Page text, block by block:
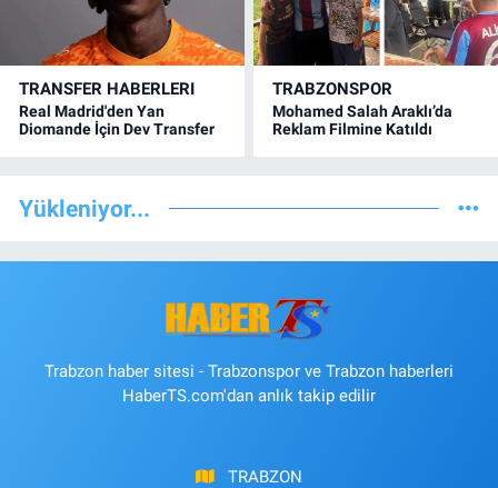
TRANSFER HABERLERI
Real Madrid'den Yan
Diomande İçin Dev Transfer
TRABZONSPOR
Mohamed Salah Araklı’da
Reklam Filmine Katıldı
Yükleniyor...
Trabzon haber sitesi - Trabzonspor ve Trabzon haberleri
HaberTS.com'dan anlık takip edilir
TRABZON